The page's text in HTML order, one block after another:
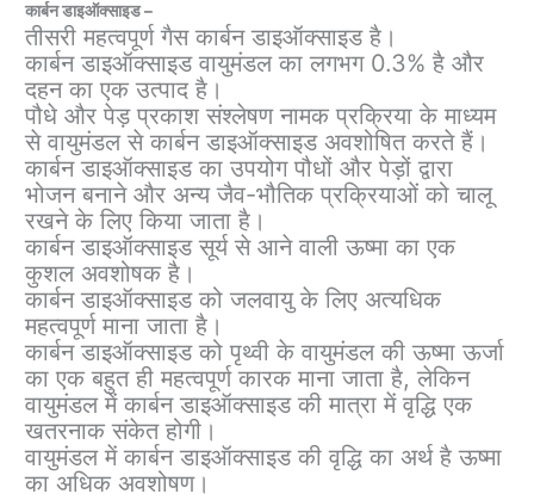
कार्बन डाइऑक्साइड –
तीसरी महत्वपूर्ण गैस कार्बन डाइऑक्साइड है।
कार्बन डाइऑक्साइड वायुमंडल का लगभग 0.3% है और
दहन का एक उत्पाद है।
पौधे और पेड़ प्रकाश संश्लेषण नामक प्रक्रिया के माध्यम
से वायुमंडल से कार्बन डाइऑक्साइड अवशोषित करते हैं।
कार्बन डाइऑक्साइड का उपयोग पौधों और पेड़ों द्वारा
भोजन बनाने और अन्य जैव-भौतिक प्रक्रियाओं को चालू
रखने के लिए किया जाता है।
कार्बन डाइऑक्साइड सूर्य से आने वाली ऊष्मा का एक
कुशल अवशोषक है।
कार्बन डाइऑक्साइड को जलवायु के लिए अत्यधिक
महत्वपूर्ण माना जाता है।
कार्बन डाइऑक्साइड को पृथ्वी के वायुमंडल की ऊष्मा ऊर्जा
का एक बहुत ही महत्वपूर्ण कारक माना जाता है, लेकिन
वायुमंडल में कार्बन डाइऑक्साइड की मात्रा में वृद्धि एक
खतरनाक संकेत होगी।
वायुमंडल में कार्बन डाइऑक्साइड की वृद्धि का अर्थ है ऊष्मा
का अधिक अवशोषण।